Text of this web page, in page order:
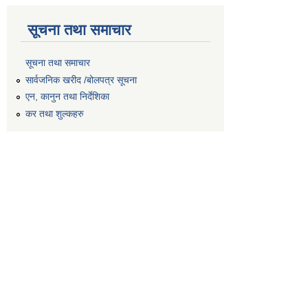
सूचना तथा समाचार
सूचना तथा समाचार
सार्वजनिक खरीद /बोलपत्र सूचना
एन, कानुन तथा निर्देशिका
कर तथा शुल्कहरु